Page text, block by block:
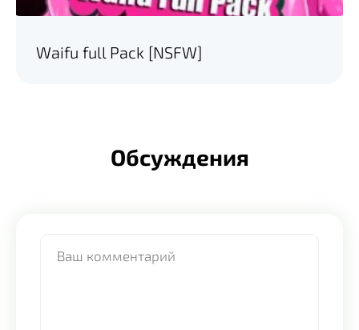
Waifu full Pack [NSFW]
Обсуждения